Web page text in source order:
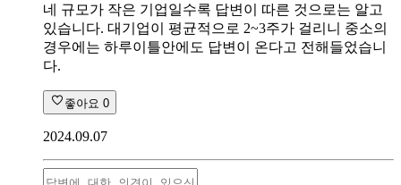
네 규모가 작은 기업일수록 답변이 따른 것으로는 알고
있습니다. 대기업이 평균적으로 2~3주가 걸리니 중소의
경우에는 하루이틀안에도 답변이 온다고 전해들었습니
다.
좋아요 0
2024.09.07